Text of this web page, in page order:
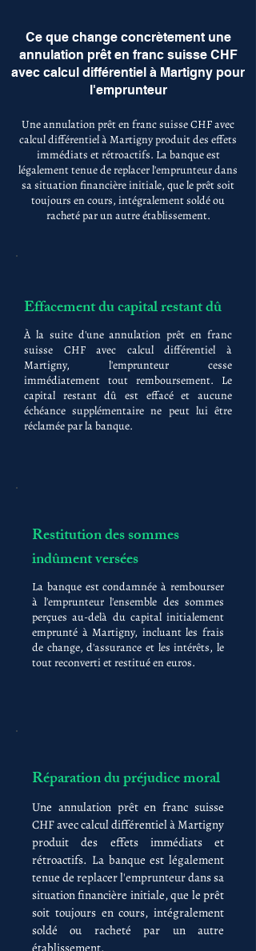
Ce que change concrètement une
annulation prêt en franc suisse CHF
avec calcul différentiel à Martigny pour
l'emprunteur
Une annulation prêt en franc suisse CHF avec
calcul différentiel à Martigny produit des effets
immédiats et rétroactifs. La banque est
légalement tenue de replacer l'emprunteur dans
sa situation financière initiale, que le prêt soit
toujours en cours, intégralement soldé ou
racheté par un autre établissement.
Effacement du capital restant dû
À la suite d'une annulation prêt en franc
suisse CHF avec calcul différentiel à
Martigny, l'emprunteur cesse
immédiatement tout remboursement. Le
capital restant dû est effacé et aucune
échéance supplémentaire ne peut lui être
réclamée par la banque.
Restitution des sommes
indûment versées
La banque est condamnée à rembourser
à l'emprunteur l'ensemble des sommes
perçues au-delà du capital initialement
emprunté à Martigny, incluant les frais
de change, d'assurance et les intérêts, le
tout reconverti et restitué en euros.
Réparation du préjudice moral
Une annulation prêt en franc suisse
CHF avec calcul différentiel à Martigny
produit des effets immédiats et
rétroactifs. La banque est légalement
tenue de replacer l'emprunteur dans sa
situation financière initiale, que le prêt
soit toujours en cours, intégralement
soldé ou racheté par un autre
établissement.